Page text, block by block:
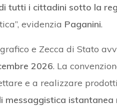
tutti i cittadini sotto la
evidenzia Paganini.
e Zecca di Stato
2026. La
e a realizzare
messaggistica istantanea